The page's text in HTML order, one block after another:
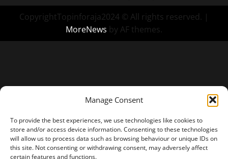
Manage Consent
To provide the best experiences, we use technologies like cookies to
store and/or access device information. Consenting to these technologies
will allow us to process data such as browsing behaviour or unique IDs on
this site. Not consenting or withdrawing consent, may adversely affect
certain features and functions.
CopyrightTopinforaja2024 © All rights reserved. |
MoreNews by AF themes.